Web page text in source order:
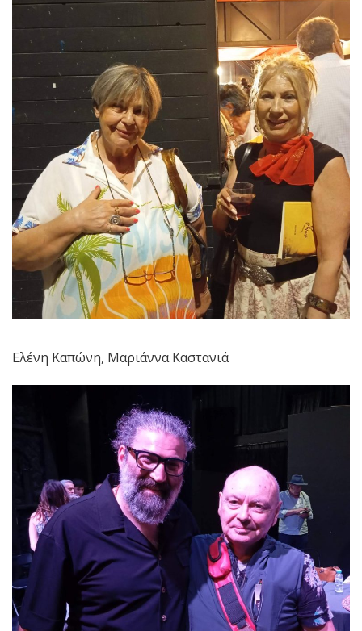
Ελένη Καπώνη, Μαριάννα Καστανιά